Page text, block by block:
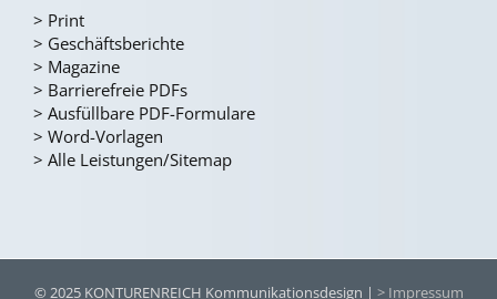
> Print
> Geschäftsberichte
> Magazine
> Barrierefreie PDFs
> Ausfüllbare PDF-Formulare
> Word-Vorlagen
> Alle Leistungen/Sitemap
© 2025 KONTURENREICH Kommunikationsdesign | > Impressum